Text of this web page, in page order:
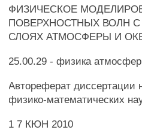
ФИЗИЧЕСКОЕ
ПОВЕРХНОСТНЫХ ВОЛН
СЛОЯХ АТМОСФЕРЫ И
25.00.29 - физика
Автореферат диссертации
физико-математических
1 7 КЮН 2010